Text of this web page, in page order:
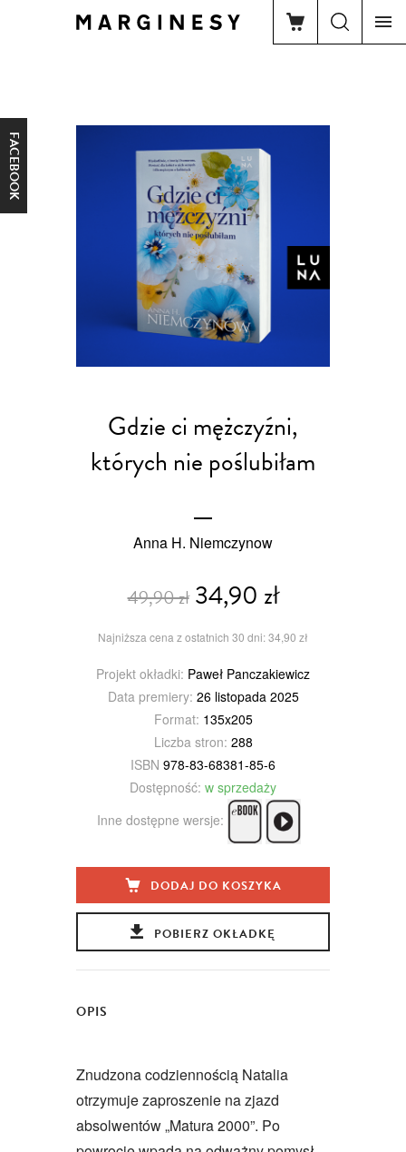
FACEBOOK
Gdzie ci mężczyźni,
których nie poślubiłam
Anna H. Niemczynow
49,90 zł34,90 zł
Najniższa cena z ostatnich 30 dni: 34,90 zł
Projekt okładki: Paweł Panczakiewicz
Data premiery: 26 listopada 2025
Format: 135x205
Liczba stron: 288
ISBN 978-83-68381-85-6
Dostępność: w sprzedaży
Inne dostępne wersje:
DODAJ DO KOSZYKA
POBIERZ OKŁADKĘ
OPIS
Znudzona codziennością Natalia
otrzymuje zaproszenie na zjazd
absolwentów „Matura 2000”. Po